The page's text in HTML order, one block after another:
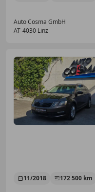
Auto Cosma GmbH
AT-4030 Linz
11/2018 172 500 km